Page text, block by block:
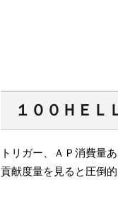
１００ＨＥＬ
トリガー、ＡＰ消費量
貢献度量を見ると圧倒